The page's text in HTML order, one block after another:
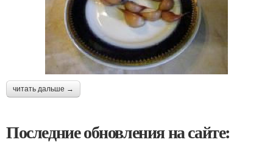
читать дальше →
Последние обновления на сайте: